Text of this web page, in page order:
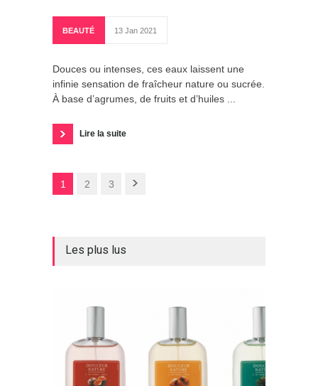
BEAUTÉ 13 Jan 2021
Douces ou intenses, ces eaux laissent une
infinie sensation de fraîcheur nature ou sucrée.
À base d’agrumes, de fruits et d’huiles ...
Lire la suite
1 2 3
Les plus lus